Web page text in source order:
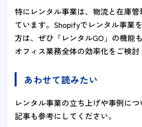
特にレンタル事業は、物流と在庫
ています。Shopifyでレンタル事業
方は、ぜひ「レンタルGO」の機能
オフィス業務全体の効率化をご検討
あわせて読みたい
レンタル事業の立ち上げや事例に
記事も参考にしてください。